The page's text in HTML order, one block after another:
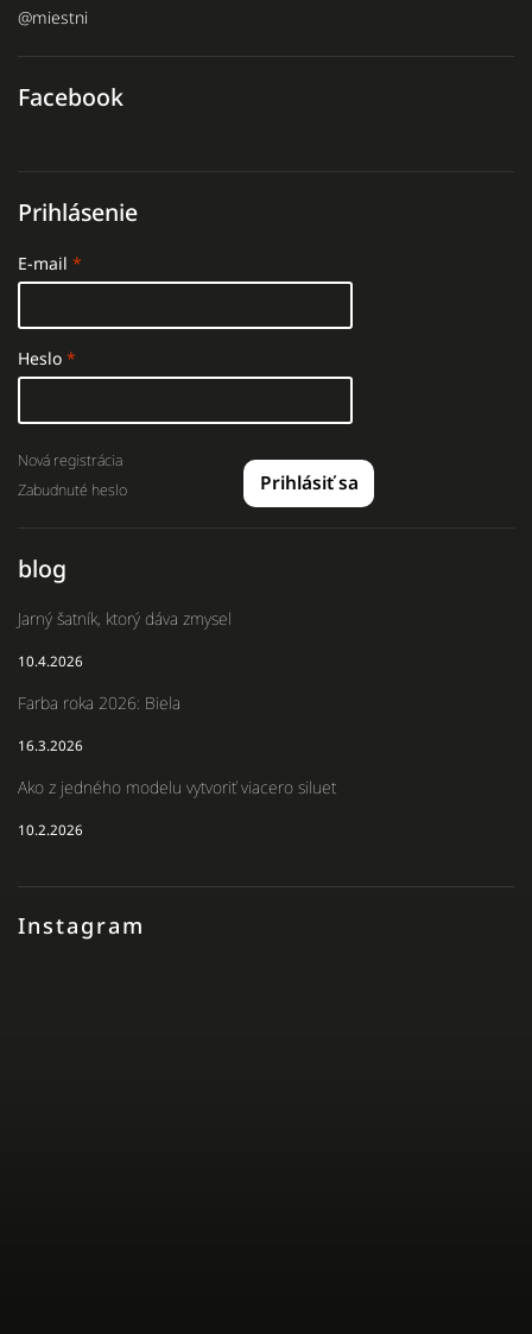
@miestni
Facebook
Instagram
Prihlásenie
E-mail
Heslo
Prihlásiť sa
Nová registrácia
Zabudnuté heslo
blog
Jarný šatník, ktorý dáva zmysel
10.4.2026
Farba roka 2026: Biela
16.3.2026
Ako z jedného modelu vytvoriť viacero siluet
10.2.2026